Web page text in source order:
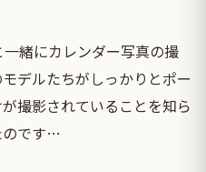
緒にカレンダー写真の撮
デルたちがしっかりとポー
撮影されていることを知ら
のです…